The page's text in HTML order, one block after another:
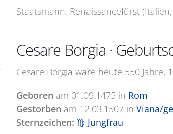
Staatsmann, Renaissancefürst
Cesare Borgia ·
Cesare Borgia wäre heute 550 Jahre,
Geboren am 01.09.1475 in Rom
Gestorben am 12.03.1507in Viana/
Sternzeichen: ♍ Jungfrau